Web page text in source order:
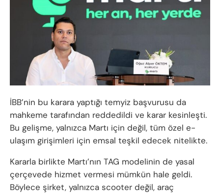
İBB’nin bu karara yaptığı temyiz başvurusu da
mahkeme tarafından reddedildi ve karar kesinleşti.
Bu gelişme, yalnızca Martı için değil, tüm özel e-
ulaşım girişimleri için emsal teşkil edecek nitelikte.
Kararla birlikte Martı’nın TAG modelinin de yasal
çerçevede hizmet vermesi mümkün hale geldi.
Böylece şirket, yalnızca scooter değil, araç